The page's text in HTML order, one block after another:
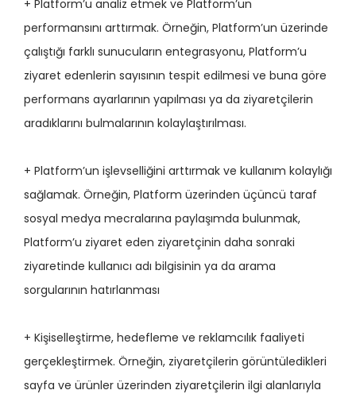
+ Platform’u analiz etmek ve Platform’un
performansını arttırmak. Örneğin, Platform’un üzerinde
çalıştığı farklı sunucuların entegrasyonu, Platform’u
ziyaret edenlerin sayısının tespit edilmesi ve buna göre
performans ayarlarının yapılması ya da ziyaretçilerin
aradıklarını bulmalarının kolaylaştırılması.
+ Platform’un işlevselliğini arttırmak ve kullanım kolaylığı
sağlamak. Örneğin, Platform üzerinden üçüncü taraf
sosyal medya mecralarına paylaşımda bulunmak,
Platform’u ziyaret eden ziyaretçinin daha sonraki
ziyaretinde kullanıcı adı bilgisinin ya da arama
sorgularının hatırlanması
+ Kişiselleştirme, hedefleme ve reklamcılık faaliyeti
gerçekleştirmek. Örneğin, ziyaretçilerin görüntüledikleri
sayfa ve ürünler üzerinden ziyaretçilerin ilgi alanlarıyla